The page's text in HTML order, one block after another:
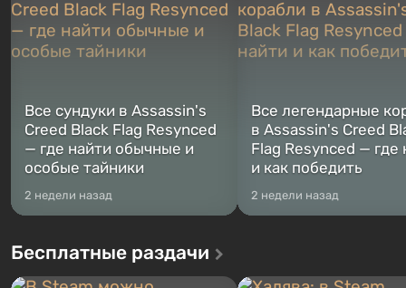
Все сундуки в Assassin's
Creed Black Flag Resynced
— где найти обычные и
особые тайники
2 недели назад
Все легендарные
в Assassin's Creed
Flag Resynced — где
и как победить
2 недели назад
Бесплатные раздачи